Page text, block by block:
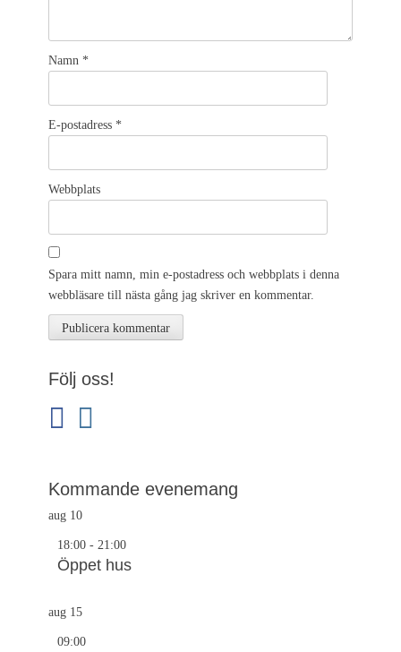
Namn *
E-postadress *
Webbplats
Spara mitt namn, min e-postadress och webbplats i denna
webbläsare till nästa gång jag skriver en kommentar.
Följ oss!
facebook
Kommande evenemang
aug 10
18:00 - 21:00
Öppet hus
aug 15
09:00